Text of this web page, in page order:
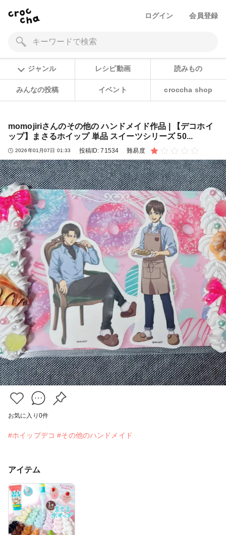
ログイン 会員登録
ジャンル レシピ動画 読みもの
みんなの投稿 イベント croccha shop
momojiriさんのその他の ハンドメイド作品 | 【デコホイ
ップ】まさるホイップ 単品 スイーツシリーズ 50...
2026年01月07日 01:33 投稿ID:71534 難易度
お気に入り 0件
#ホイップデコ #その他のハンドメイド
アイテム